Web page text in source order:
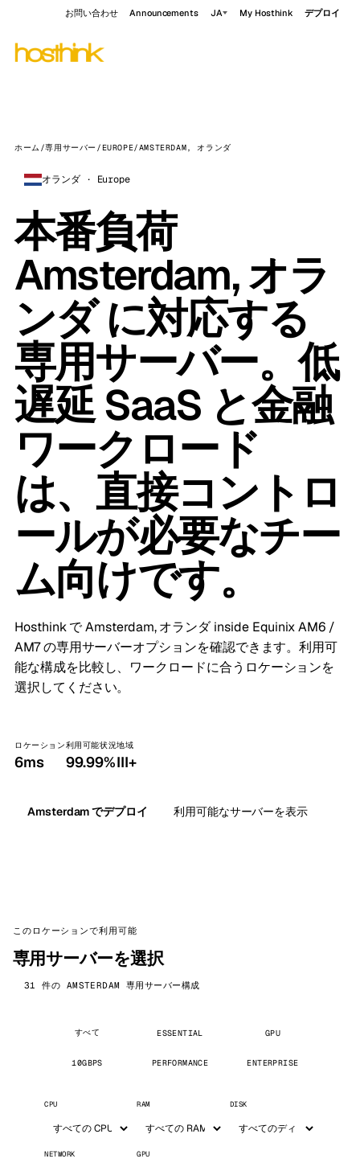
お問い合わせ Announcements JA My Hosthink デプロイ
ホーム /専用サーバー /EUROPE/AMSTERDAM, オランダ
オランダ · Europe
本番負荷
Amsterdam, オラ
ンダ に対応する
専用サーバー。低
遅延 SaaS と金融
ワークロード
は、直接コントロ
ールが必要なチー
ム向けです。
Hosthink で Amsterdam, オランダ inside Equinix AM6 /
AM7 の専用サーバーオプションを確認できます。利用可
能な構成を比較し、ワークロードに合うロケーションを
選択してください。
ロケーション
6ms
利用可能状況
99.99%
地域
III+
Amsterdam でデプロイ 利用可能なサーバーを表示
このロケーションで利用可能
専用サーバーを選択
31 件の AMSTERDAM 専用サーバー構成
すべて ESSENTIAL GPU
10GBPS PERFORMANCE ENTERPRISE
CPU RAM DISK
NETWORK GPU